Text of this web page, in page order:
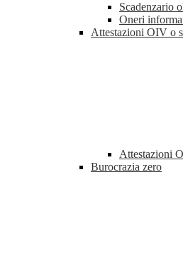
Scadenzario
Oneri
Attestazioni OIV o
Attestazioni
Burocrazia zero